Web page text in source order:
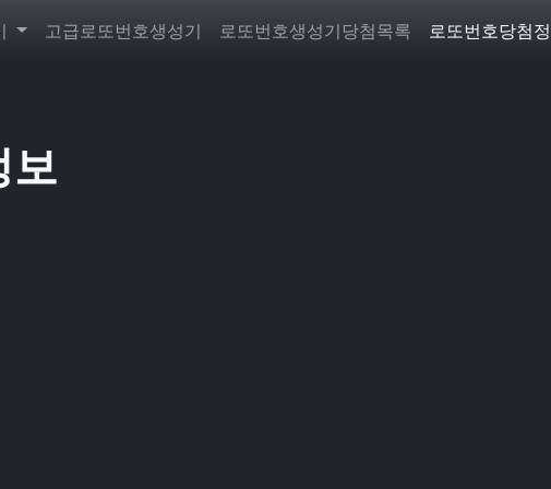
고급로또번호생성기 로또번호생성기당첨목록 로또번호당첨
보